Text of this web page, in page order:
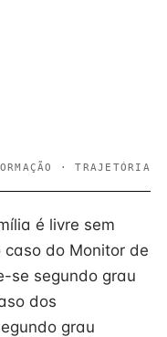
· TRAJETÓRIA
é livre sem
do Monitor de
se segundo grau
dos
grau